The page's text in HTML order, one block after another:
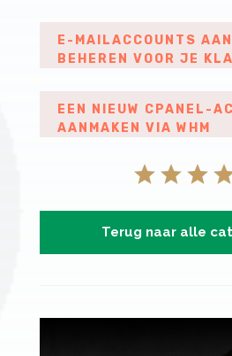
E-MAILACCOUNTS
BEHEREN VOOR JE
EEN NIEUW CPANEL-
AANMAKEN VIA WHM
Terug naar alle